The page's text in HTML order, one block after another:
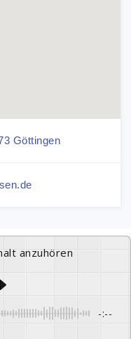
Göttingen
anzuhören
-:--